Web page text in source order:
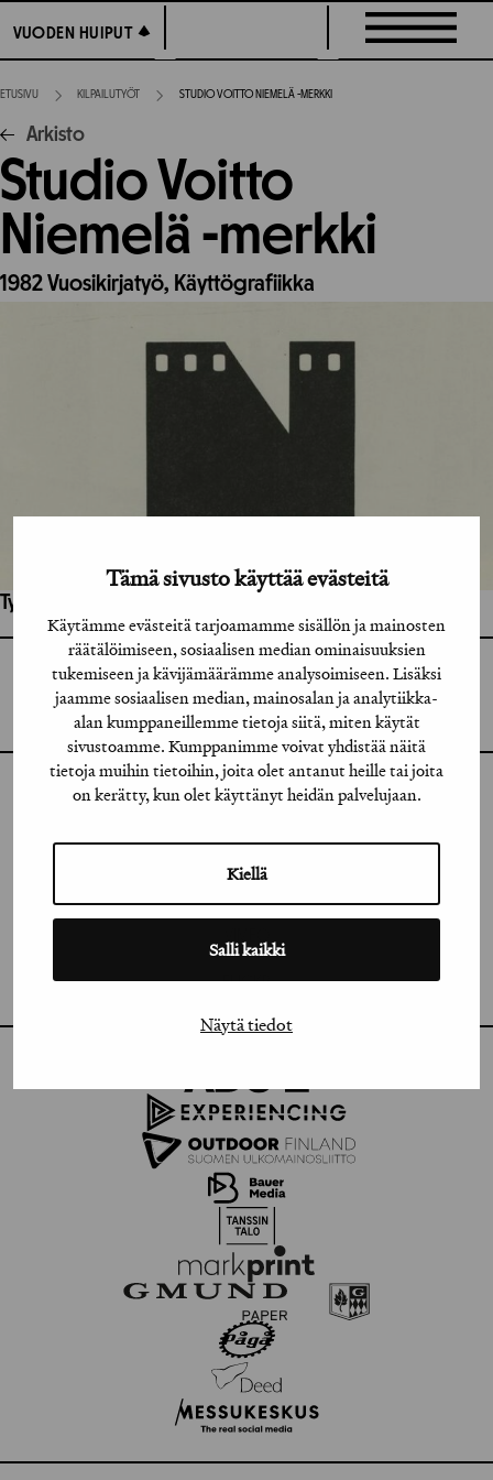
Tämä sivusto käyttää evästeitä
Käytämme evästeitä tarjoamamme sisällön ja mainosten
räätälöimiseen, sosiaalisen median ominaisuuksien
tukemiseen ja kävijämäärämme analysoimiseen. Lisäksi
jaamme sosiaalisen median, mainosalan ja analytiikka-
alan kumppaneillemme tietoja siitä, miten käytät
sivustoamme. Kumppanimme voivat yhdistää näitä
tietoja muihin tietoihin, joita olet antanut heille tai joita
on kerätty, kun olet käyttänyt heidän palvelujaan.
Kiellä
Salli kaikki
Näytä tiedot
suoraan
sisältöön
VUODEN HUIPUT
VUODEN HUIPUT
ETUSIVU KILPAILUTYÖT STUDIO VOITTO NIEMELÄ -MERKKI
Arkisto
Studio Voitto
Niemelä -merkki
1982Vuosikirjatyö, Käyttögrafiikka
Työhön osallistuneet henkilöt / tahot:
GRAFIA RY
UUDENMAANKATU 11 B 9,
00120 HELSINKI
INSTAGRAM
LINKEDIN
VIMEO
FLICKR